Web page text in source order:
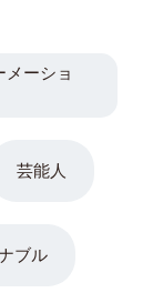
芸能人
ブル
ーショ